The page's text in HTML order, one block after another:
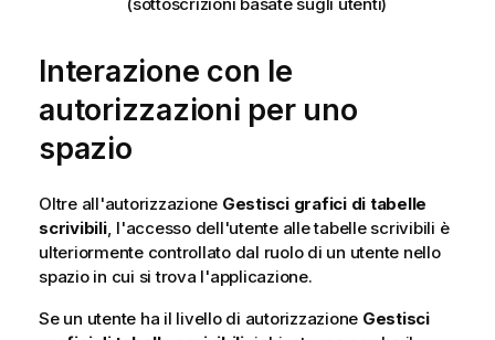
Interazione con le
autorizzazioni per uno
spazio
Oltre all'autorizzazione Gestisci grafici di tabelle
scrivibili, l'accesso dell'utente alle tabelle scrivibili è
ulteriormente controllato dal ruolo di un utente nello
spazio in cui si trova l'applicazione.
Se un utente ha il livello di autorizzazione Gestisci